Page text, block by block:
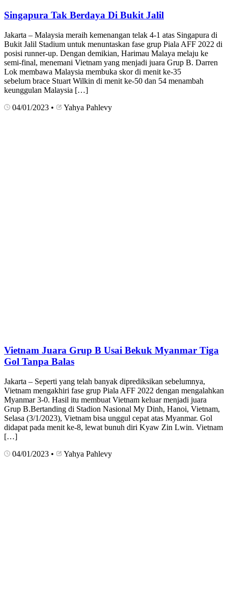
Singapura Tak Berdaya Di Bukit Jalil
Jakarta – Malaysia meraih kemenangan telak 4-1 atas Singapura di
Bukit Jalil Stadium untuk menuntaskan fase grup Piala AFF 2022 di
posisi runner-up. Dengan demikian, Harimau Malaya melaju ke
semi-final, menemani Vietnam yang menjadi juara Grup B. Darren
Lok membawa Malaysia membuka skor di menit ke-35
sebelum brace Stuart Wilkin di menit ke-50 dan 54 menambah
keunggulan Malaysia […]
04/01/2023 • Yahya Pahlevy
Vietnam Juara Grup B Usai Bekuk Myanmar Tiga
Gol Tanpa Balas
Jakarta – Seperti yang telah banyak diprediksikan sebelumnya,
Vietnam mengakhiri fase grup Piala AFF 2022 dengan mengalahkan
Myanmar 3-0. Hasil itu membuat Vietnam keluar menjadi juara
Grup B.Bertanding di Stadion Nasional My Dinh, Hanoi, Vietnam,
Selasa (3/1/2023), Vietnam bisa unggul cepat atas Myanmar. Gol
didapat pada menit ke-8, lewat bunuh diri Kyaw Zin Lwin. Vietnam
[…]
04/01/2023 • Yahya Pahlevy